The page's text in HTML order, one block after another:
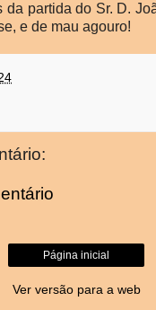
da partida do Sr. D.
e de mau agouro!
Página inicial
Ver versão para a web